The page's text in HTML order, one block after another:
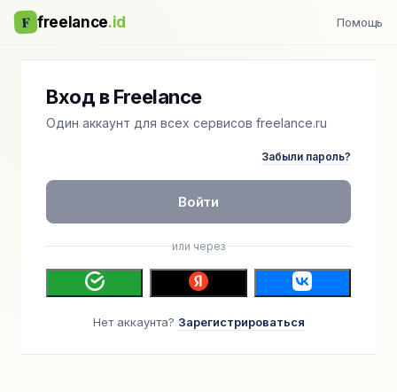
F freelance.id Помощь
Вход в Freelance
Один аккаунт для всех сервисов freelance.ru
Забыли пароль?
Войти
или через
Нет аккаунта? Зарегистрироваться